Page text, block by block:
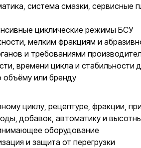
система смазки, сервисные
циклические режимы БСУ
мелким фракциям и
и требованиями
времени цикла и стабильности
объёму или бренду
циклу, рецептуре, фракции,
добавок, автоматику и
оборудование
и защита от перегрузки